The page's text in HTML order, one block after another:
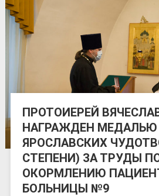
ПРОТОИЕРЕЙ
НАГРАЖДЕН МЕДАЛЬЮ
ЯРОСЛАВСКИХ
СТЕПЕНИ) ЗА ТРУДЫ
ОКОРМЛЕНИЮ
БОЛЬНИЦЫ №9